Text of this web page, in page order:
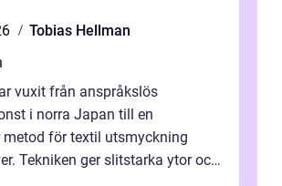
Tobias Hellman
vuxit från anspråkslös
i norra Japan till en
för textil utsmyckning
Tekniken ger slitstarka ytor och